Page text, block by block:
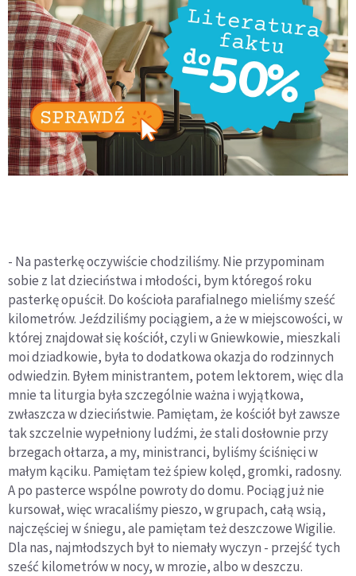
- Na pasterkę oczywiście chodziliśmy. Nie przypominam
sobie z lat dzieciństwa i młodości, bym któregoś roku
pasterkę opuścił. Do kościoła parafialnego mieliśmy sześć
kilometrów. Jeździliśmy pociągiem, a że w miejscowości, w
której znajdował się kościół, czyli w Gniewkowie, mieszkali
moi dziadkowie, była to dodatkowa okazja do rodzinnych
odwiedzin. Byłem ministrantem, potem lektorem, więc dla
mnie ta liturgia była szczególnie ważna i wyjątkowa,
zwłaszcza w dzieciństwie. Pamiętam, że kościół był zawsze
tak szczelnie wypełniony ludźmi, że stali dosłownie przy
brzegach ołtarza, a my, ministranci, byliśmy ściśnięci w
małym kąciku. Pamiętam też śpiew kolęd, gromki, radosny.
A po pasterce wspólne powroty do domu. Pociąg już nie
kursował, więc wracaliśmy pieszo, w grupach, całą wsią,
najczęściej w śniegu, ale pamiętam też deszczowe Wigilie.
Dla nas, najmłodszych był to niemały wyczyn - przejść tych
sześć kilometrów w nocy, w mrozie, albo w deszczu.